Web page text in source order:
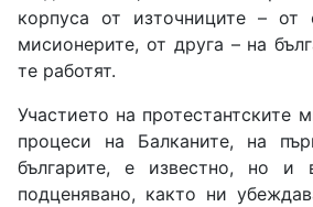
корпуса от източниците –
мисионерите, от друга – на
те работят.
Участието на протестантските
процеси на Балканите, на
българите, е известно, но и
подценявано, както ни